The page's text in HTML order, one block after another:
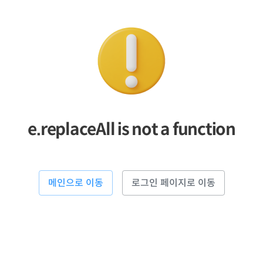
e.replaceAll is not a function
메인으로 이동 로그인 페이지로 이동